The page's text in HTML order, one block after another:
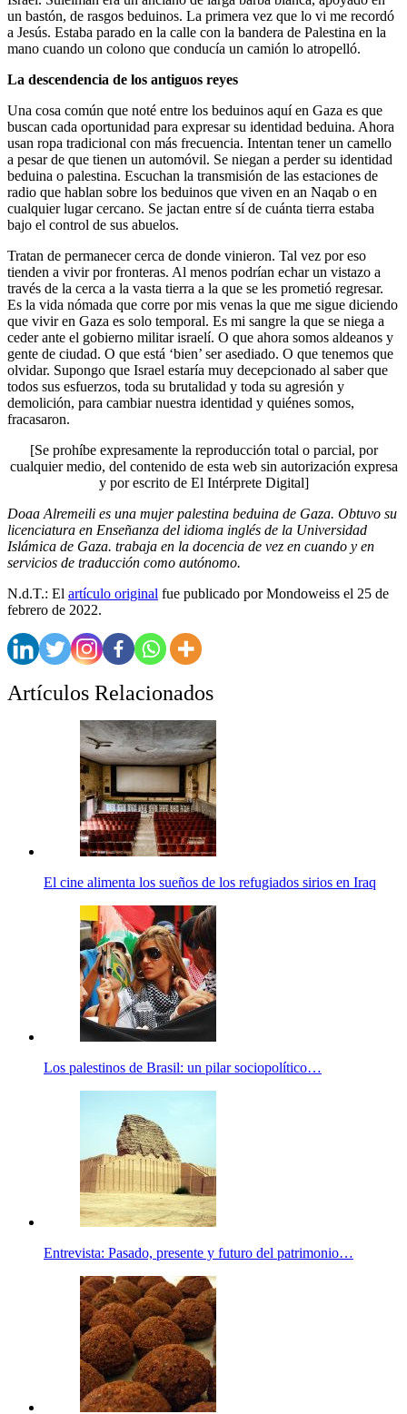
un bastón, de rasgos beduinos. La primera vez que lo vi me recordó
a Jesús. Estaba parado en la calle con la bandera de Palestina en la
mano cuando un colono que conducía un camión lo atropelló.
La descendencia de los antiguos reyes
Una cosa común que noté entre los beduinos aquí en Gaza es que
buscan cada oportunidad para expresar su identidad beduina. Ahora
usan ropa tradicional con más frecuencia. Intentan tener un camello
a pesar de que tienen un automóvil. Se niegan a perder su identidad
beduina o palestina. Escuchan la transmisión de las estaciones de
radio que hablan sobre los beduinos que viven en an Naqab o en
cualquier lugar cercano. Se jactan entre sí de cuánta tierra estaba
bajo el control de sus abuelos.
Tratan de permanecer cerca de donde vinieron. Tal vez por eso
tienden a vivir por fronteras. Al menos podrían echar un vistazo a
través de la cerca a la vasta tierra a la que se les prometió regresar.
Es la vida nómada que corre por mis venas la que me sigue diciendo
que vivir en Gaza es solo temporal. Es mi sangre la que se niega a
ceder ante el gobierno militar israelí. O que ahora somos aldeanos y
gente de ciudad. O que está ‘bien’ ser asediado. O que tenemos que
olvidar. Supongo que Israel estaría muy decepcionado al saber que
todos sus esfuerzos, toda su brutalidad y toda su agresión y
demolición, para cambiar nuestra identidad y quiénes somos,
fracasaron.
[Se prohíbe expresamente la reproducción total o parcial, por
cualquier medio, del contenido de esta web sin autorización expresa
y por escrito de El Intérprete Digital]
Doaa Alremeili es una mujer palestina beduina de Gaza. Obtuvo su
licenciatura en Enseñanza del idioma inglés de la Universidad
Islámica de Gaza. trabaja en la docencia de vez en cuando y en
servicios de traducción como autónomo.
N.d.T.: El artículo original fue publicado por Mondoweiss el 25 de
febrero de 2022.
Artículos Relacionados
El cine alimenta los sueños de los refugiados sirios en Iraq
Los palestinos de Brasil: un pilar sociopolítico…
Entrevista: Pasado, presente y futuro del patrimonio…